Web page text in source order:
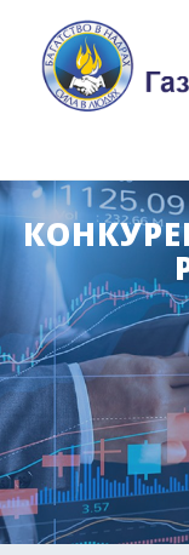
content